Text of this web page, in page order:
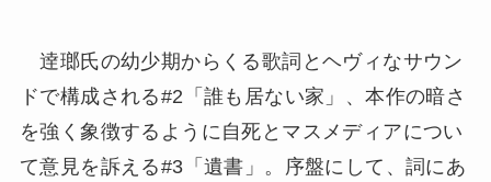
逹瑯氏の幼少期からくる歌詞とヘヴィなサウン
ドで構成される#2「誰も居ない家」、本作の暗さ
を強く象徴するように自死とマスメディアについ
て意見を訴える#3「遺書」。序盤にして、詞にあ